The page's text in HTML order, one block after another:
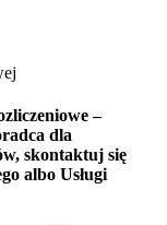
–
dla
skontaktuj się
albo Usługi